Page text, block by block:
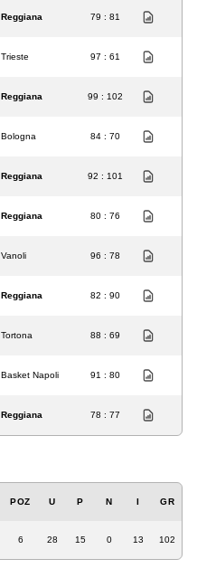
Reggiana 79 : 81
Trieste 97 : 61
Reggiana 99 : 102
Bologna 84 : 70
Reggiana 92 : 101
Reggiana 80 : 76
Vanoli 96 : 78
Reggiana 82 : 90
Tortona 88 : 69
Basket Napoli 91 : 80
Reggiana 78 : 77
POZ U P N I GR
6 28 15 0 13 102